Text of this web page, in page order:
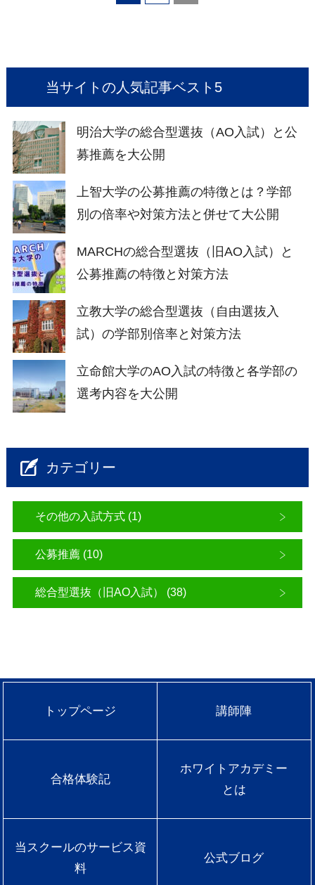
当サイトの人気記事ベスト5
明治大学の総合型選抜（AO入試）と公
募推薦を大公開
上智大学の公募推薦の特徴とは？学部
別の倍率や対策方法と併せて大公開
MARCHの総合型選抜（旧AO入試）と
公募推薦の特徴と対策方法
立教大学の総合型選抜（自由選抜入
試）の学部別倍率と対策方法
立命館大学のAO入試の特徴と各学部の
選考内容を大公開
カテゴリー
その他の入試方式 (1)
公募推薦 (10)
総合型選抜（旧AO入試） (38)
トップページ 講師陣
合格体験記
ホワイトアカデミー
とは
当スクールのサービス資
料
公式ブログ